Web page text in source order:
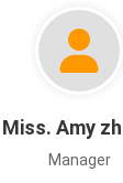
Miss. Amy
Manager